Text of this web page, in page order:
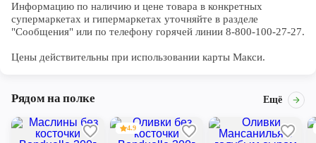
Информацию по наличию и цене товара в конкретных
супермаркетах и гипермаркетах уточняйте в разделе
"Сообщения" или по телефону горячей линии 8-800-100-27-27.
Цены действительны при использовании карты Макси.
Рядом на полке Ещё
4.9